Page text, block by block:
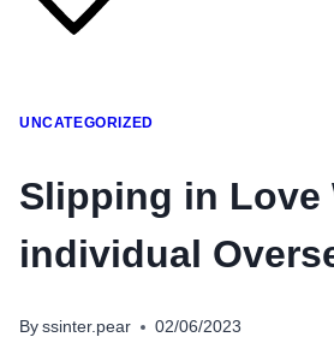
โทรศัพท์มือถือ
อุปกรณ์เสริมโทรศัพท์
สินค้าตามแบรนด์
UNCATEGORIZED
Slipping in Love
individual
By ssinter.pear 02/06/2023